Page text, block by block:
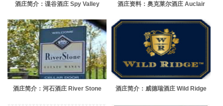
酒庄简介：谍谷酒庄 Spy Valley
酒庄资料：奥克莱尔酒庄 Auclair
酒庄简介：河石酒庄 River Stone
酒庄简介：威德瑞酒庄 Wild Ridge